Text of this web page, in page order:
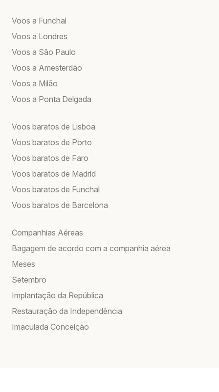
Voos a Funchal
Voos a Londres
Voos a São Paulo
Voos a Amesterdão
Voos a Milão
Voos a Ponta Delgada
Voos baratos de Lisboa
Voos baratos de Porto
Voos baratos de Faro
Voos baratos de Madrid
Voos baratos de Funchal
Voos baratos de Barcelona
Companhias Aéreas
Bagagem de acordo com a companhia aérea
Meses
Setembro
Implantação da República
Restauração da Independência
Imaculada Conceição